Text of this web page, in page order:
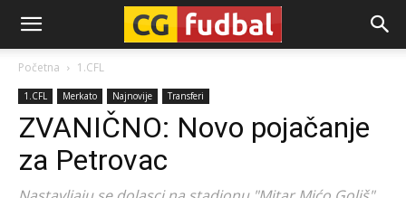
CG-
Fudbal
Početna 1.CFL
1.CFL Merkato Najnovije Transferi
ZVANIČNO: Novo pojačanje
za Petrovac